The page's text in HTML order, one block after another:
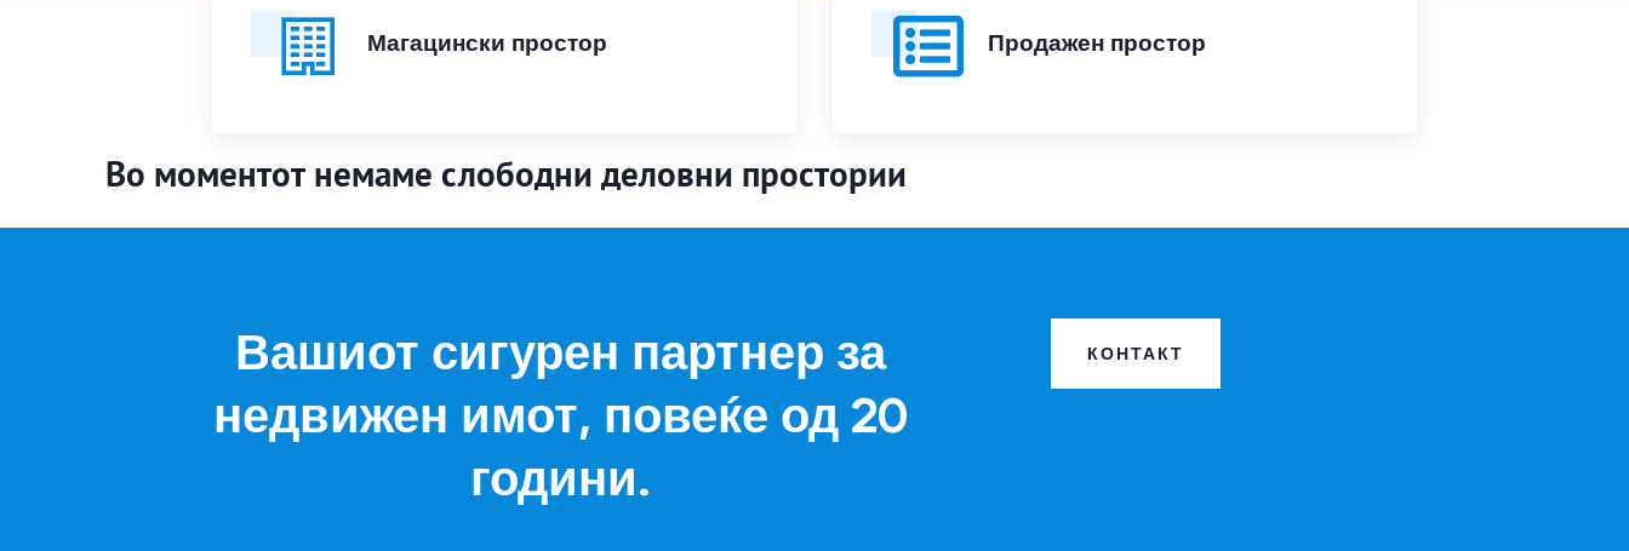
Магацински простор Продажен простор
Во моментот немаме слободни деловни простории
Вашиот сигурен партнер за
недвижен имот, повеќе од 20
години.
КОНТАКТ